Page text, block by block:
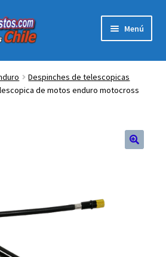
Menú
menú
Despinches de telescopicas
de motos enduro motocross